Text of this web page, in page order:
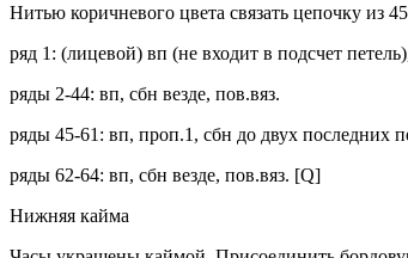
Нитью коричневого цвета связать цепочку из
ряд 1: (лицевой) вп (не входит в подсчет
ряды 2-44: вп, сбн везде, пов.вяз.
ряды 45-61: вп, проп.1, сбн до двух последних
ряды 62-64: вп, сбн везде, пов.вяз. [Q]
Нижняя кайма